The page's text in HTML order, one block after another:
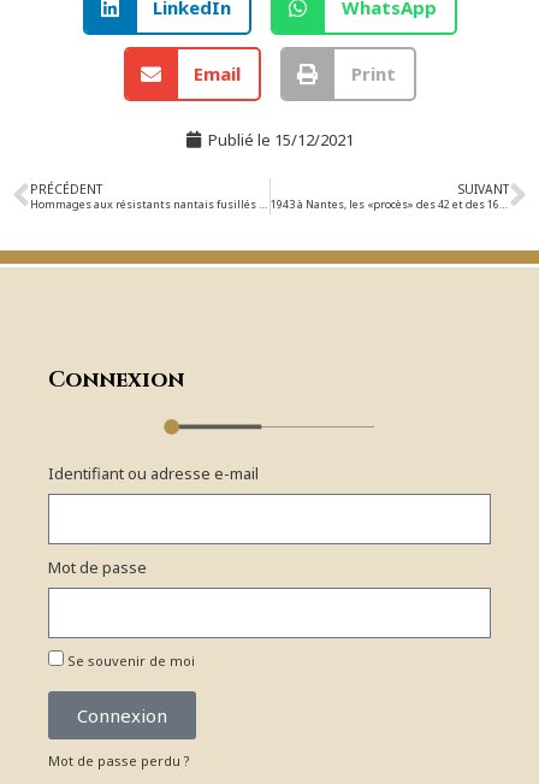
LinkedIn WhatsApp
Email Print
Publié le 15/12/2021
PRÉCÉDENT
Hommages aux résistants nantais fusillés à l’issue des « procès » des 42 et des 16 (1943)
SUIVANT
1943 à Nantes, les «procès» des 42 et des 16 FTP
Connexion
Identifiant ou adresse e-mail
Mot de passe
Se souvenir de moi
Connexion
Mot de passe perdu ?